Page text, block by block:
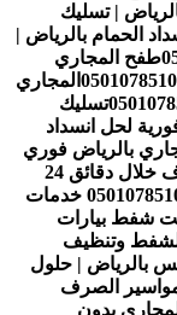
| تسليك
الحمام بالرياض |
طفح المجاري
المجاري
تسليك
0501078510 خدمة فورية لحل انسداد
بالرياض فوري
0501078510 خدمة طوارئ لحل مشاكل الصرف خلال دقائق 24
فني تسليك مجاري بالرياض قريب مني 0501078510 خدمات
شفط بيارات
خدمة طوارئ 24 ساعة لشفط وتنظيف
بالرياض | حلول
الصرف
المجاري بدون